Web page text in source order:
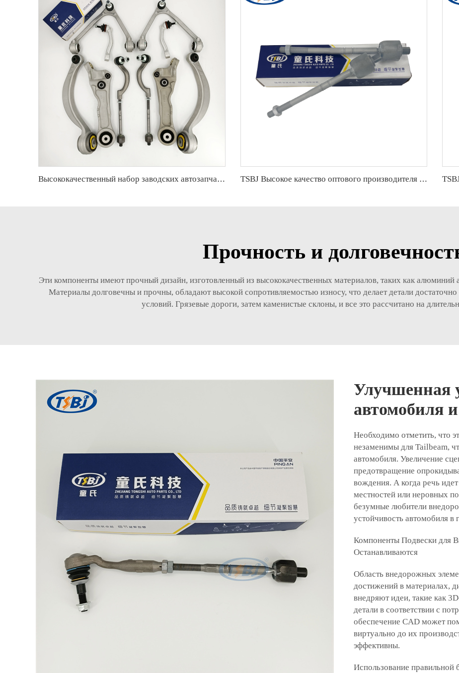
Высококачественный набор заводских автозапчастей, аналогичный комплекту шаровой опоры, рулевой тяги и рычага управления для Jaguar XF (X250) OE C2C18571 C2Z21489 TSBJ Высокое качество оптового производителя наконечника рулевой тяги для Mercedes C series W204 OE 2043380415 2043380015
Прочность и
Эти компоненты имеют прочный дизайн, изготовленный из высококачественных материалов, таких как алюминий
Материалы долговечны и прочны, обладают высокой сопротивляемостью износу, что делает детали
условий. Грязевые дороги, затем каменистые склоны, и все это рассчитано на
Улучшенная
автомобиля
Необходимо отметить, что
незаменимы для Tailbeam,
автомобиля. Увеличение
предотвращение
вождения. А когда речь
местностей или неровных
безумные любители
устойчивость автомобиля в
Компоненты Подвески для
Останавливаются
Область внедорожных
достижений в материалах,
внедряют идеи, такие как
детали в соответствии с
обеспечение CAD может
виртуально до их
эффективны.
Использование правильной